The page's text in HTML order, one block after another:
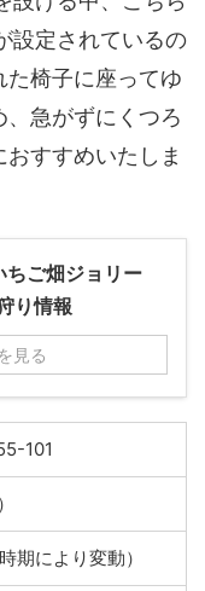
設定されているの
椅子に座ってゆ
急がずにくつろ
すすめいたしま
ちご畑ジョリー
り情報
見る
101
期により変動）